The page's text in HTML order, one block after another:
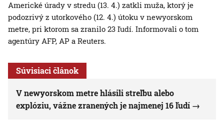
Americké úrady v stredu (13. 4.) zatkli muža, ktorý je
podozrivý z utorkového (12. 4.) útoku v newyorskom
metre, pri ktorom sa zranilo 23 ľudí. Informovali o tom
agentúry AFP, AP a Reuters.
Súvisiaci článok
V newyorskom metre hlásili streľbu alebo
explóziu, vážne zranených je najmenej 16 ľudí